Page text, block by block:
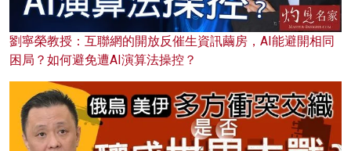
劉寧榮教授：互聯網的開放反催生資訊繭房，AI能避開相同
困局？如何避免遭AI演算法操控？